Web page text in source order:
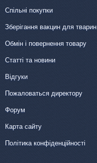
Спільні покупки
Зберігання вакцин для тварин
Обмін і повернення товару
Статті та новини
Відгуки
Пожаловаться директору
Форум
Карта сайту
Політика конфіденційності